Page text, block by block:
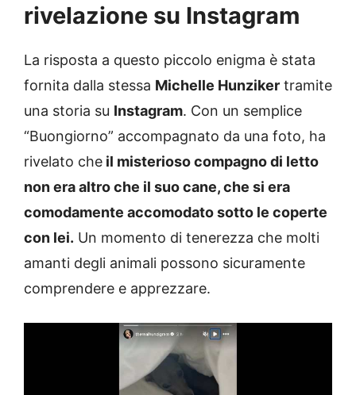
rivelazione su Instagram
La risposta a questo piccolo enigma è stata
fornita dalla stessa Michelle Hunziker tramite
una storia su Instagram. Con un semplice
“Buongiorno” accompagnato da una foto, ha
rivelato che il misterioso compagno di letto
non era altro che il suo cane, che si era
comodamente accomodato sotto le coperte
con lei. Un momento di tenerezza che molti
amanti degli animali possono sicuramente
comprendere e apprezzare.